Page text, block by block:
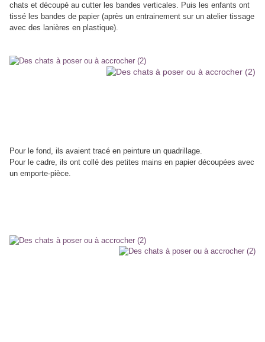
chats et découpé au cutter les bandes verticales. Puis les enfants ont
tissé les bandes de papier (après un entrainement sur un atelier tissage
avec des lanières en plastique).
Pour le fond, ils avaient tracé en peinture un quadrillage.
Pour le cadre, ils ont collé des petites mains en papier découpées avec
un emporte-pièce.